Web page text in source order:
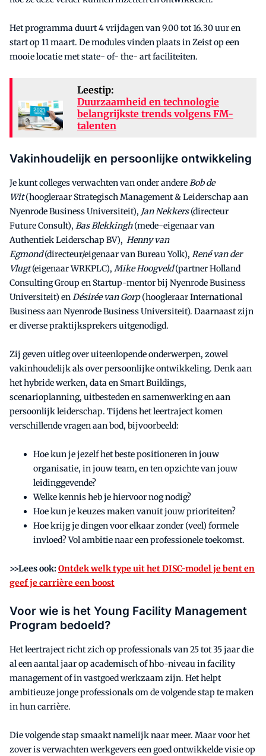
Het programma duurt 4 vrijdagen van 9.00 tot 16.30 uur en
start op 11 maart. De modules vinden plaats in Zeist op een
mooie locatie met state- of- the- art faciliteiten.
Leestip:
Duurzaamheid en technologie
belangrijkste trends volgens FM-
talenten
Vakinhoudelijk en persoonlijke ontwikkeling
Je kunt colleges verwachten van onder andereBob de
Wit(hoogleraar Strategisch Management & Leiderschap aan
Nyenrode Business Universiteit), Jan Nekkers(directeur
Future Consult), Bas Blekkingh(mede-eigenaar van
Authentiek Leiderschap BV), Henny van
Egmond(directeur/eigenaar van Bureau Yolk), René van der
Vlugt(eigenaar WRKPLC), Mike Hoogveld(partner Holland
Consulting Group en Startup-mentor bij Nyenrode Business
Universiteit) enDésirée van Gorp(hoogleraar International
Business aan Nyenrode Business Universiteit). Daarnaast zijn
er diverse praktijksprekers uitgenodigd.
Zij geven uitleg over uiteenlopende onderwerpen, zowel
vakinhoudelijk als over persoonlijke ontwikkeling. Denk aan
het hybride werken, data en Smart Buildings,
scenarioplanning, uitbesteden en samenwerking en aan
persoonlijk leiderschap. Tijdens het leertraject komen
verschillende vragen aan bod, bijvoorbeeld:
Hoe kun je jezelf het beste positioneren in jouw
organisatie, in jouw team, en ten opzichte van jouw
leidinggevende?
Welke kennis heb je hiervoor nog nodig?
Hoe kun je keuzes maken vanuit jouw prioriteiten?
Hoe krijg je dingen voor elkaar zonder (veel) formele
invloed? Vol ambitie naar een professionele toekomst.
>>Lees ook:Ontdek welk type uit het DISC-model je bent en
geef je carrière een boost
Voor wie is het Young Facility Management
Program bedoeld?
Het leertraject richt zich op professionals van 25 tot 35 jaar die
al een aantal jaar op academisch of hbo-niveau in facility
management of in vastgoed werkzaam zijn. Het helpt
ambitieuze jonge professionals om de volgende stap te maken
in hun carrière.
Die volgende stap smaakt namelijk naar meer. Maar voor het
zover is verwachten werkgevers een goed ontwikkelde visie op